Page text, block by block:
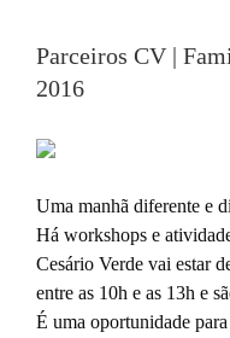
Larger
Parceiros CV |
2016
Uma manhã diferente e
Há workshops e
Cesário Verde vai estar
entre as 10h e as 13h e
É uma oportunidade